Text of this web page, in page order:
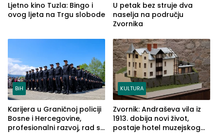
Ljetno kino Tuzla: Bingo i
ovog ljeta na Trgu slobode
U petak bez struje dva
naselja na području
Zvornika
BiH
Karijera u Graničnoj policiji
Bosne i Hercegovine,
profesionalni razvoj, rad sa
KULTURA
Zvornik: Andraševa vila iz
1913. dobija novi život,
postaje hotel muzejskog